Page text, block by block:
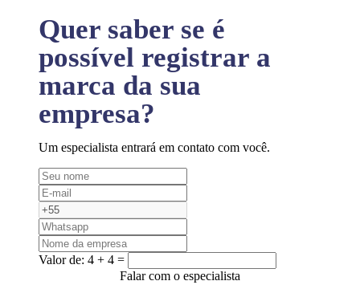
Quer saber se é
possível registrar a
marca da sua
empresa?
Um especialista entrará em contato com você.
Valor de: 4 + 4 =
Falar com o especialista